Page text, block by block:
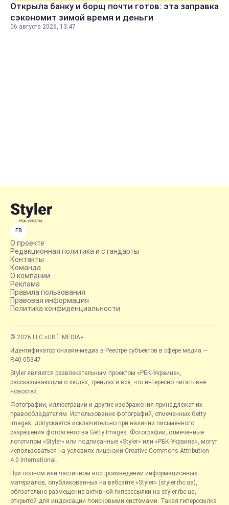
Открыла банку и борщ почти готов: эта заправка
сэкономит зимой время и деньги
06 августа 2026, 13:47
FB
О проекте
Редакционная политика и стандарты
Контакты
Команда
О компании
Реклама
Правила пользования
Правовая информация
Политика конфиденциальности
© 2026 LLC «UBT MEDIA»
Идентификатор онлайн-медиа в Реестре субъектов в сфере медиа —
R40-05347
Styler является развлекательным проектом «РБК-Украина»,
рассказывающим о людях, трендах и всё, что интересно читать вне
новостей.
Фотографии, иллюстрации и другие изображения принадлежат их
правообладателям. Использование фотографий, отмеченных Getty
Images, допускается исключительно при наличии письменного
разрешения фотоагентства Getty Images. Фотографии, отмеченные
логотипом «Styler» или подписанные «Styler» или «РБК-Украина», могут
использоваться на условиях лицензии Creative Commons Attribution
4.0 International.
При полном или частичном воспроизведении информационных
материалов, опубликованных на вебсайте «Styler» (styler.rbc.ua),
обязательно размещение активной гиперссылки на styler.rbc.ua,
открытой для индексации поисковыми системами. Такая гиперссылка